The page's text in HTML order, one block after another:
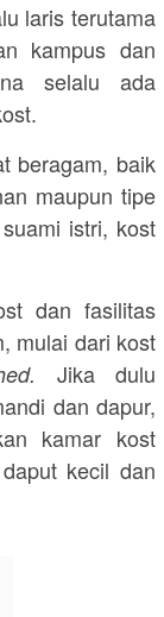
laris terutama
kampus dan
selalu ada
beragam, baik
maupun tipe
istri, kost
dan fasilitas
mulai dari kost
Jika dulu
dan dapur,
kamar kost
kecil dan